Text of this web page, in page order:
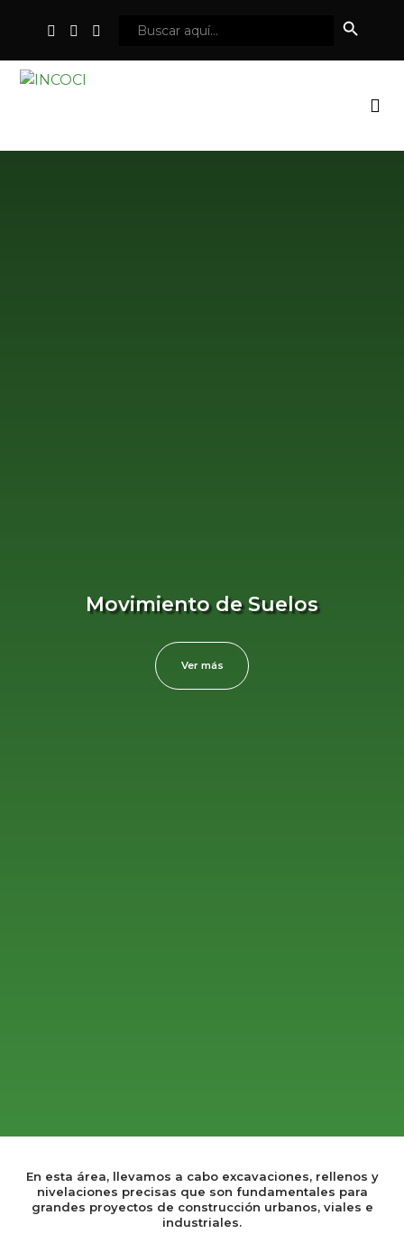
Buscar:
Botón
de
Movimiento de Suelos
Ver más
En esta área, llevamos a cabo excavaciones, rellenos y
nivelaciones precisas que son fundamentales para
grandes proyectos de construcción urbanos, viales e
industriales.